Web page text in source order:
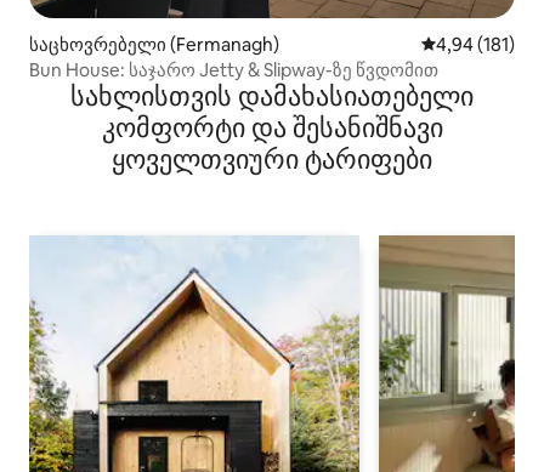
საცხოვრებელი (Fermanagh) საშუალო
4,94 (181)
Bun House: საჯარო Jetty & Slipway-ზე წვდომით
სახლისთვის დამახასიათებელი
კომფორტი და შესანიშნავი
ყოველთვიური ტარიფები